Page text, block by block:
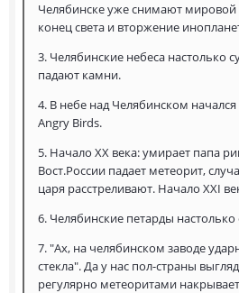
Челябинске уже снимают мировой
конец света и вторжение
3. Челябинские небеса настолько
падают камни.
4. В небе над Челябинском
Angry Birds.
5. Начало XX века: умирает папа
Вост.России падает метеорит,
царя расстреливают. Начало XXI
6. Челябинские петарды настолько
7. "Ах, на челябинском заводе
стекла". Да у нас пол-страны
регулярно метеоритами